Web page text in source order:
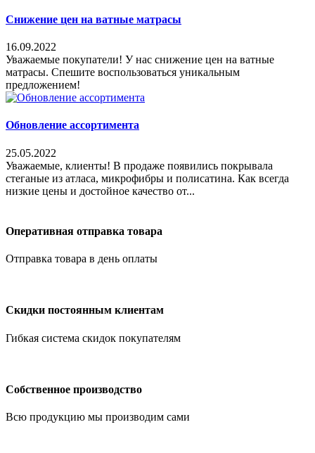
Снижение цен на ватные матрасы
16.09.2022
Уважаемые покупатели! У нас снижение цен на ватные
матрасы. Спешите воспользоваться уникальным
предложением!
Обновление ассортимента
25.05.2022
Уважаемые, клиенты! В продаже появились покрывала
стеганые из атласа, микрофибры и полисатина. Как всегда
низкие цены и достойное качество от...
Оперативная отправка товара
Отправка товара в день оплаты
Скидки постоянным клиентам
Гибкая система скидок покупателям
Собственное производство
Всю продукцию мы производим сами